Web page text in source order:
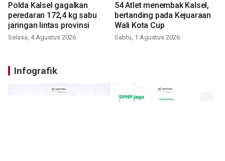
Polda Kalsel gagalkan
peredaran 172,4 kg sabu
jaringan lintas provinsi
Selasa, 4 Agustus 2026
54 Atlet menembak Kalsel,
bertanding pada Kejuaraan
Wali Kota Cup
Sabtu, 1 Agustus 2026
Infografik